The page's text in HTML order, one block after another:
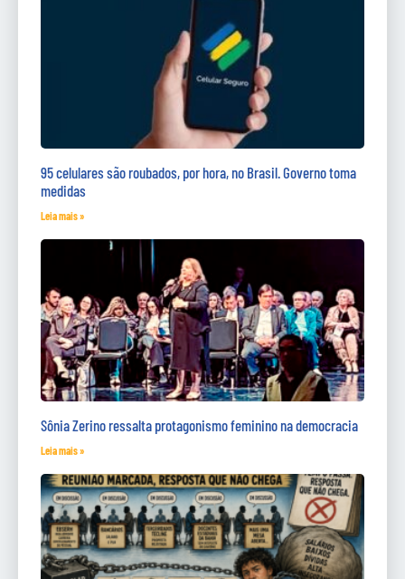
95 celulares são roubados, por hora, no Brasil. Governo toma
medidas
Leia mais »
Sônia Zerino ressalta protagonismo feminino na democracia
Leia mais »